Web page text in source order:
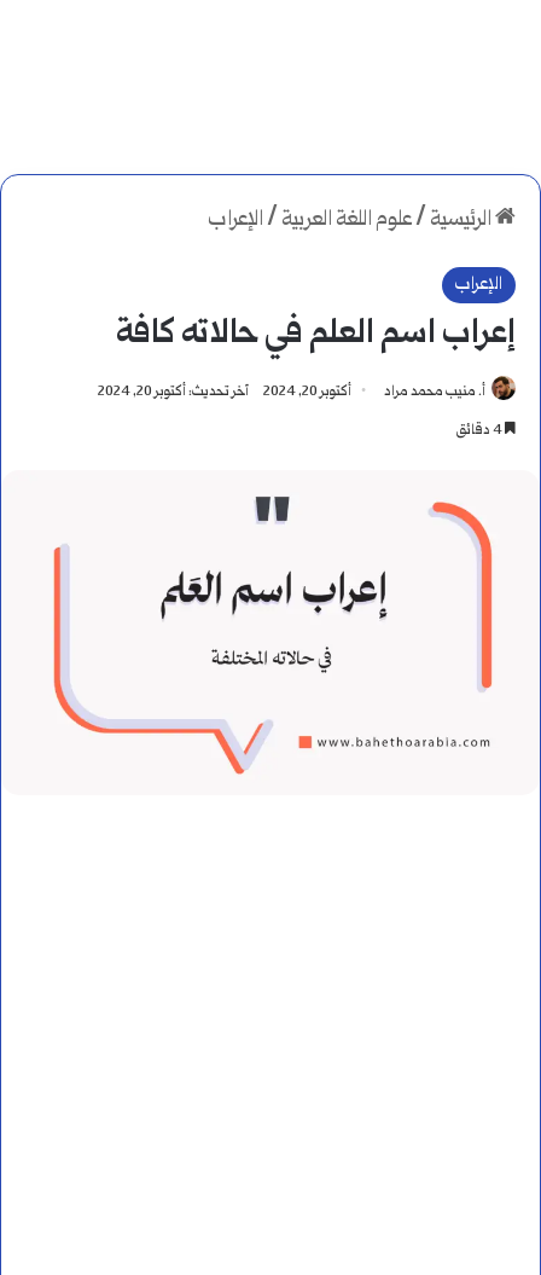
الرئيسية /علوم اللغة العربية /الإعراب
الإعراب
إعراب اسم العلم في حالاته كافة
أ. منيب محمد مراد أكتوبر 20, 2024
آخر تحديث: أكتوبر 20, 2024